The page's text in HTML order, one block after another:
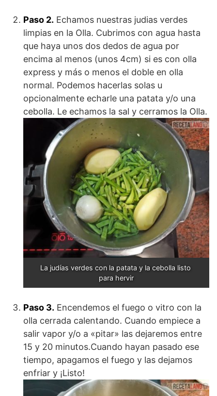
Paso 2. Echamos nuestras judias verdes
limpias en la Olla. Cubrimos con agua hasta
que haya unos dos dedos de agua por
encima al menos (unos 4cm) si es con olla
express y más o menos el doble en olla
normal. Podemos hacerlas solas u
opcionalmente echarle una patata y/o una
cebolla. Le echamos la sal y cerramos la Olla.
La judías verdes con la patata y la cebolla listo
para hervir
Paso 3. Encendemos el fuego o vitro con la
olla cerrada calentando. Cuando empiece a
salir vapor y/o a «pitar» las dejaremos entre
15 y 20 minutos.Cuando hayan pasado ese
tiempo, apagamos el fuego y las dejamos
enfriar y ¡Listo!